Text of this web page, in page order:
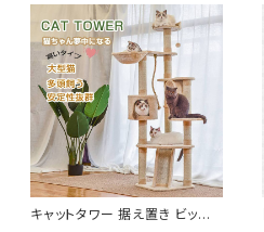
キャットタワー 据え置き ビッグ